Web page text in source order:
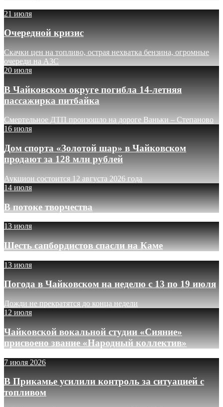
21 июля
Очередной кризис
Скачки цен на топливо, острая нехватка бензина, огромные
очереди на АЗС
20 июля
В Чайковском округе погибла 14-летняя
пассажирка питбайка
Смертельное ДТП произошло на дороге Ваньки – Степаново
16 июля
Дом спорта «Золотой шар» в Чайковском
продают за 128 млн рублей
Аукцион состоится 12 августа 2026 года
14 июля
В потоке творчества
13 июля
Шесть сапбордистов спасли на Каме
13 июля
Погода в Чайковском на неделю с 13 по 19 июля
Дожди не прекратятся до конца недели
12 июля
Чайковской вокальной студии «Сияние»
присвоено звание «Народный коллектив»
7 июля 2026
В Прикамье усилили контроль за ситуацией с
топливом